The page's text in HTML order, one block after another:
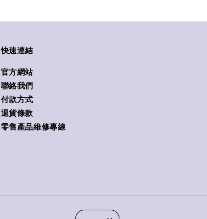
快速連結
官方網站
聯絡我們
付款方式
退貨條款
零售產品維修專線